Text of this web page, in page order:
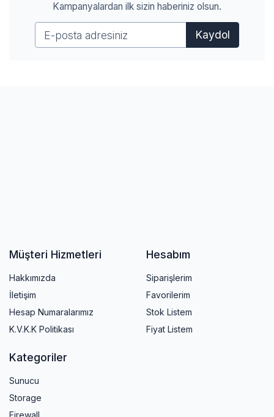
Kampanyalardan ilk sizin haberiniz olsun.
Kaydol
Müşteri Hizmetleri
Hakkımızda
İletişim
Hesap Numaralarımız
K.V.K.K Politikası
Hesabım
Siparişlerim
Favorilerim
Stok Listem
Fiyat Listem
Kategoriler
Sunucu
Storage
Firewall